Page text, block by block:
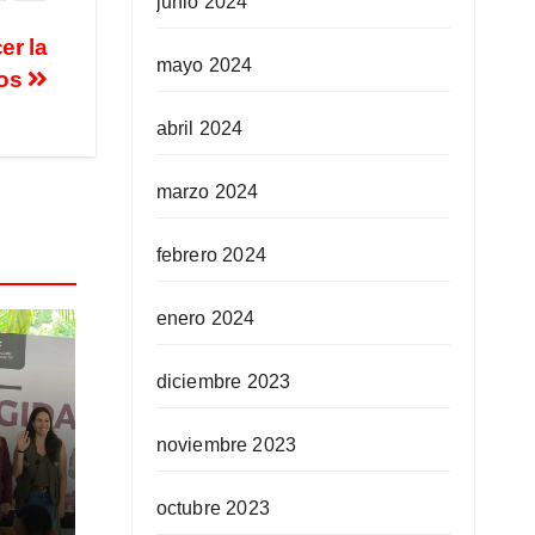
la
mayo 2024
abril 2024
marzo 2024
febrero 2024
enero 2024
diciembre 2023
noviembre 2023
octubre 2023